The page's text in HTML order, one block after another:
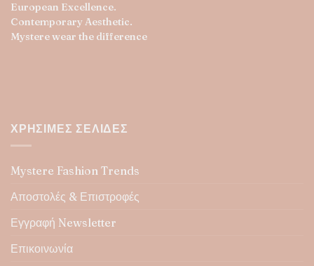
European Excellence.
Contemporary Aesthetic.
Mystere wear the difference
ΧΡΉΣΙΜΕΣ ΣΕΛΊΔΕΣ
Mystere Fashion Trends
Αποστολές & Επιστροφές
Εγγραφή Newsletter
Επικοινωνία